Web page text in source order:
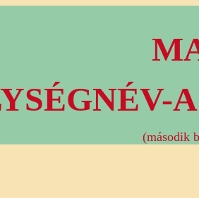
(második